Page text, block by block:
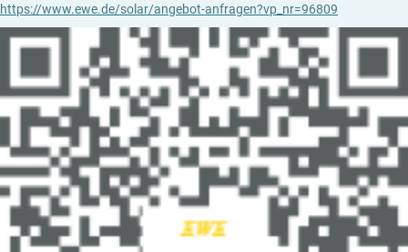
https://www.ewe.de/solar/angebot-anfragen?vp_nr=96809